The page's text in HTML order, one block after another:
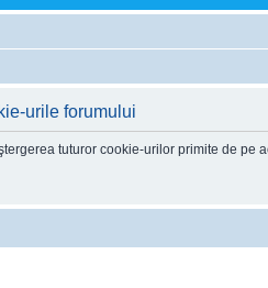
urile forumului
tuturor cookie-urilor primite de pe